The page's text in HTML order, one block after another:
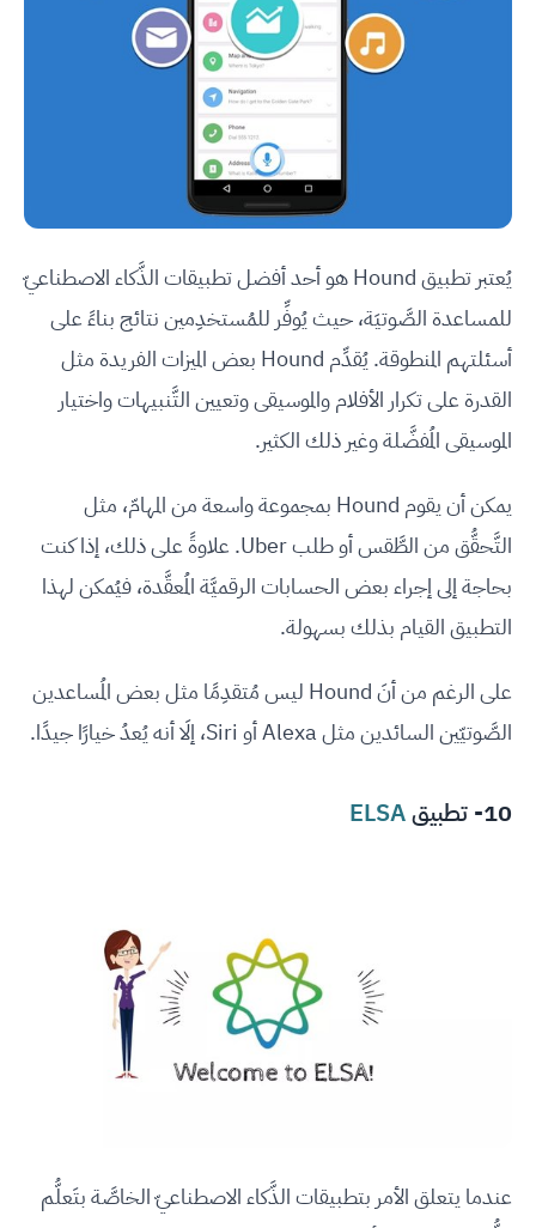
يُعتبر تطبيق Hound هو أحد أفضل تطبيقات الذَّكاء الاصطناعيّ
للمساعدة الصَّوتيَة، حيث يُوفِّر للمُستخدِمين نتائج بناءً على
أسئلتهم المنطوقة. يُقدِّم Hound بعض الميزات الفريدة مثل
القدرة على تكرار الأفلام والموسيقى وتعيين التَّنبيهات واختيار
الموسيقى المُفضَّلة وغير ذلك الكثير.
يمكن أن يقوم Hound بمجموعة واسعة من المهامّ، مثل
التَّحقُّق من الطَّقس أو طلب Uber. علاوةً على ذلك، إذا كنت
بحاجة إلى إجراء بعض الحسابات الرقميَّة المُعقَّدة، فيُمكن لهذا
التطبيق القيام بذلك بسهولة.
على الرغم من أنَ Hound ليس مُتقدِمًا مثل بعض المُساعدين
الصَّوتيّين السائدين مثل Alexa أو Siri، إلَا أنه يُعدُ خيارًا جيدًا.
10- تطبيق ELSA
عندما يتعلق الأمر بتطبيقات الذَّكاء الاصطناعيّ الخاصَّة بتَعلُّم